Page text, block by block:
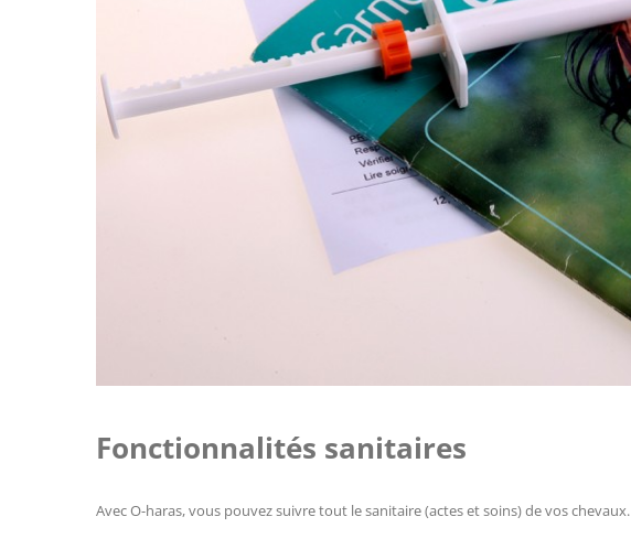
Fonctionnalités sanitaires
Avec O-haras, vous pouvez suivre tout le sanitaire (actes et soins) de vos chevaux.